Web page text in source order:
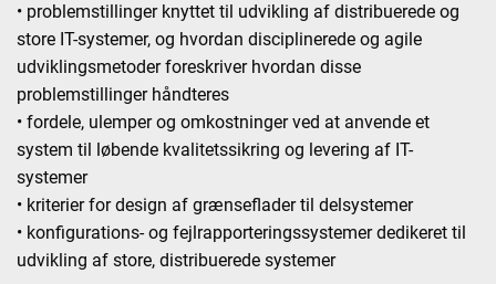
• problemstillinger knyttet til udvikling af distribuerede og
store IT-systemer, og hvordan disciplinerede og agile
udviklingsmetoder foreskriver hvordan disse
problemstillinger håndteres
• fordele, ulemper og omkostninger ved at anvende et
system til løbende kvalitetssikring og levering af IT-
systemer
• kriterier for design af grænseflader til delsystemer
• konfigurations- og fejlrapporteringssystemer dedikeret til
udvikling af store, distribuerede systemer